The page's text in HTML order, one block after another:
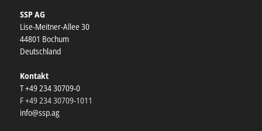
SSP AG
Lise-Meitner-Allee 30
44801 Bochum
Deutschland
Kontakt
T +49 234 30709-0
F +49 234 30709-1011
info@ssp.ag